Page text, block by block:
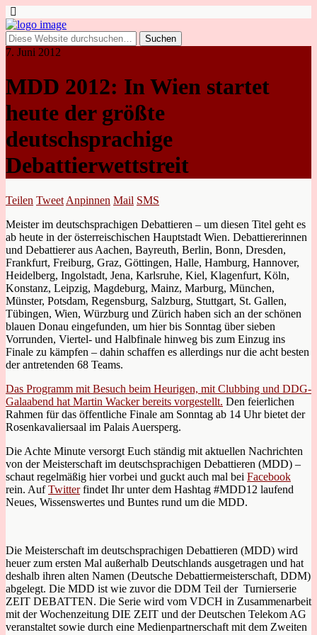
7. Juni 2012
MDD 2012: In Wien startet
heute der größte
deutschsprachige
Debattierwettstreit
Teilen Tweet Anpinnen Mail SMS
Meister im deutschsprachigen Debattieren – um diesen Titel geht es
ab heute in der österreischischen Hauptstadt Wien. Debattiererinnen
und Debattierer aus Aachen, Bayreuth, Berlin, Bonn, Dresden,
Frankfurt, Freiburg, Graz, Göttingen, Halle, Hamburg, Hannover,
Heidelberg, Ingolstadt, Jena, Karlsruhe, Kiel, Klagenfurt, Köln,
Konstanz, Leipzig, Magdeburg, Mainz, Marburg, München,
Münster, Potsdam, Regensburg, Salzburg, Stuttgart, St. Gallen,
Tübingen, Wien, Würzburg und Zürich haben sich an der schönen
blauen Donau eingefunden, um hier bis Sonntag über sieben
Vorrunden, Viertel- und Halbfinale hinweg bis zum Einzug ins
Finale zu kämpfen – dahin schaffen es allerdings nur die acht besten
der antretenden 68 Teams.
Das Programm mit Besuch beim Heurigen, mit Clubbing und DDG-
Galaabend hat Martin Wacker bereits vorgestellt. Den feierlichen
Rahmen für das öffentliche Finale am Sonntag ab 14 Uhr bietet der
Rosenkavaliersaal im Palais Auersperg.
Die Achte Minute versorgt Euch ständig mit aktuellen Nachrichten
von der Meisterschaft im deutschsprachigen Debattieren (MDD) –
schaut regelmäßig hier vorbei und guckt auch mal bei Facebook
rein. AufTwitterfindet Ihr unter dem Hashtag #MDD12 laufend
Neues, Wissenswertes und Buntes rund um die MDD.
Die Meisterschaft im deutschsprachigen Debattieren (MDD) wird
heuer zum ersten Mal außerhalb Deutschlands ausgetragen und hat
deshalb ihren alten Namen (Deutsche Debattiermeisterschaft, DDM)
abgelegt. Die MDD ist wie zuvor die DDM Teil der Turnierserie
ZEIT DEBATTEN. Die Serie wird vom VDCH in Zusammenarbeit
mit der Wochenzeitung DIE ZEIT und der Deutschen Telekom AG
veranstaltet sowie durch eine Medienpartnerschaft mit dem Zweiten